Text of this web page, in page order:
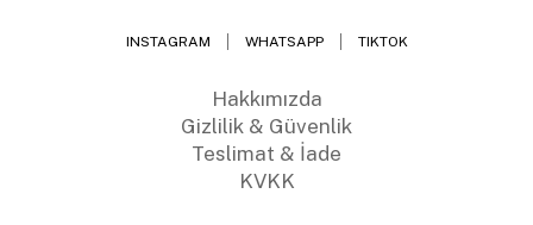
INSTAGRAM WHATSAPP TIKTOK
Hakkımızda
Gizlilik & Güvenlik
Teslimat & İade
KVKK